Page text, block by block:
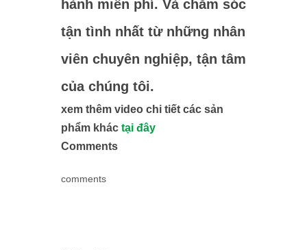
hành miễn phí. Và chăm sóc
tận tình nhất từ những nhân
viên chuyên nghiệp, tận tâm
của chúng tôi.
xem thêm video chi tiết các sản
phẩm khác tại đây
Comments
comments